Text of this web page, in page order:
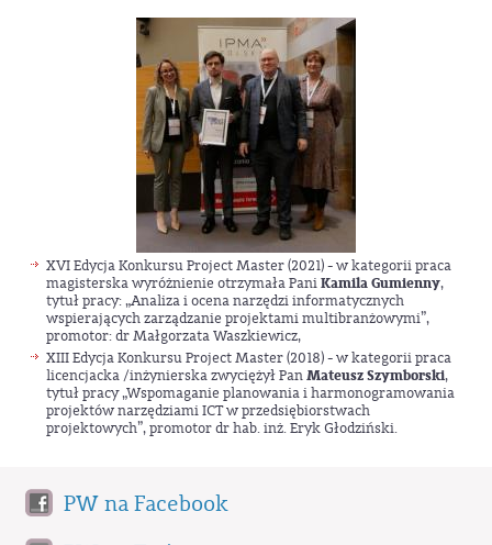
XVI Edycja Konkursu Project Master (2021) - w kategorii praca
magisterska wyróżnienie otrzymała PaniKamila Gumienny,
tytuł pracy: „Analiza i ocena narzędzi informatycznych
wspierających zarządzanie projektami multibranżowymi”,
promotor: dr Małgorzata Waszkiewicz,
XIII Edycja Konkursu Project Master (2018) - w kategorii praca
licencjacka /inżynierska zwyciężył PanMateusz Szymborski,
tytuł pracy „Wspomaganie planowania i harmonogramowania
projektów narzędziami ICT w przedsiębiorstwach
projektowych”, promotor dr hab. inż. Eryk Głodziński.
PW na Facebook